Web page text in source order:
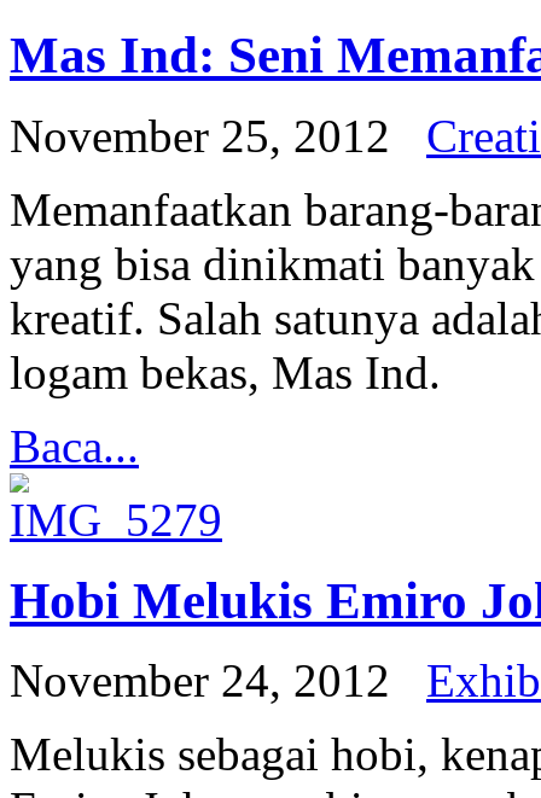
Mas Ind: Seni
November 25, 2012
Memanfaatkan barang-
yang bisa dinikmati
kreatif. Salah satunya
logam bekas, Mas Ind.
Baca...
Hobi Melukis Emiro
November 24, 2012
Melukis sebagai hobi,